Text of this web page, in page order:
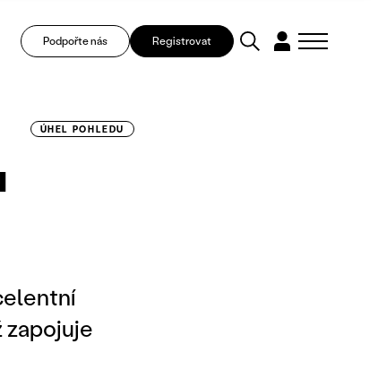
Podpořte nás Registrovat
ÚHEL POHLEDU
zapojuje